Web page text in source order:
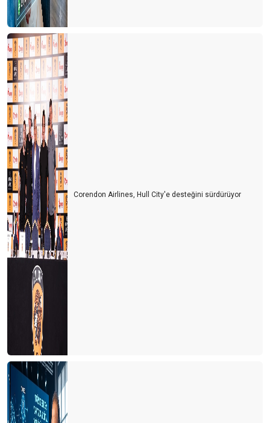
Corendon Airlines, Hull City'e desteğini sürdürüyor